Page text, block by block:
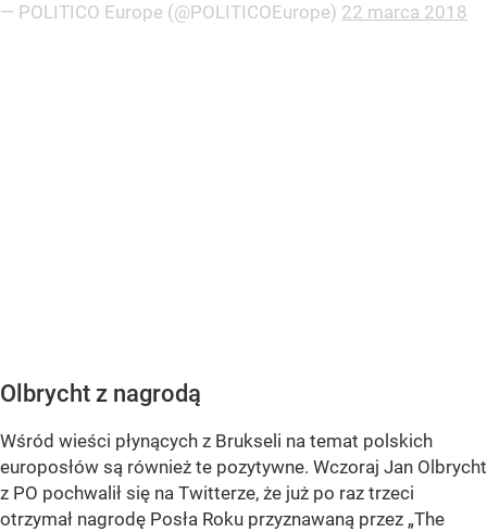
— POLITICO Europe (@POLITICOEurope) 22 marca 2018
Olbrycht z nagrodą
Wśród wieści płynących z Brukseli na temat polskich
europosłów są również te pozytywne. Wczoraj Jan Olbrycht
z PO pochwalił się na Twitterze, że już po raz trzeci
otrzymał nagrodę Posła Roku przyznawaną przez „The